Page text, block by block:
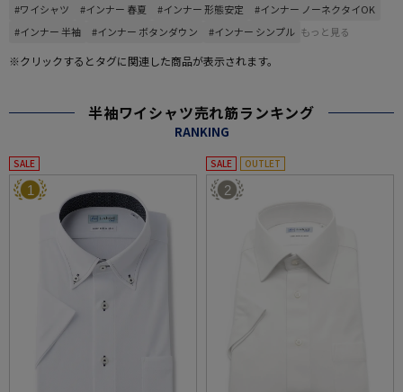
#ワイシャツ #インナー 春夏 #インナー 形態安定
#インナー ノーネクタイOK
#インナー 半袖
#インナー ボタンダウン #インナー シンプル もっと見る
※クリックするとタグに関連した商品が表示されます。
半袖ワイシャツ売れ筋ランキング
RANKING
SALE
1
SALE OUTLET
2